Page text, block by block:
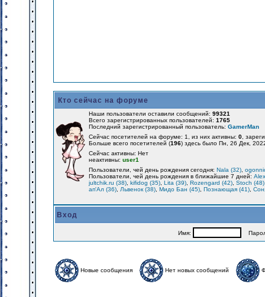
Кто сейчас на форуме
Наши пользователи оставили сообщений: 99321
Всего зарегистрированных пользователей: 1765
Последний зарегистрированный пользователь: GamerMan
Сейчас посетителей на форуме: 1, из них активны: 0 ,
Больше всего посетителей (196) здесь было Пн, 26 Дек,
Сейчас активны: Нет
неактивны: user1
Пользователи, чей день рождения сегодня: Nala (32)
Пользователи, чей день рождения в ближайшие 7 дней:
jultchik.ru (38) kifidog (35) Lita (39) Rozengard (42) Stoch (48)
ап'Ал (36)
Львенок (38) Мидо Бан (45) Познающая (41)
Вход
Имя:
Новые сообщения Нет новых сообщений